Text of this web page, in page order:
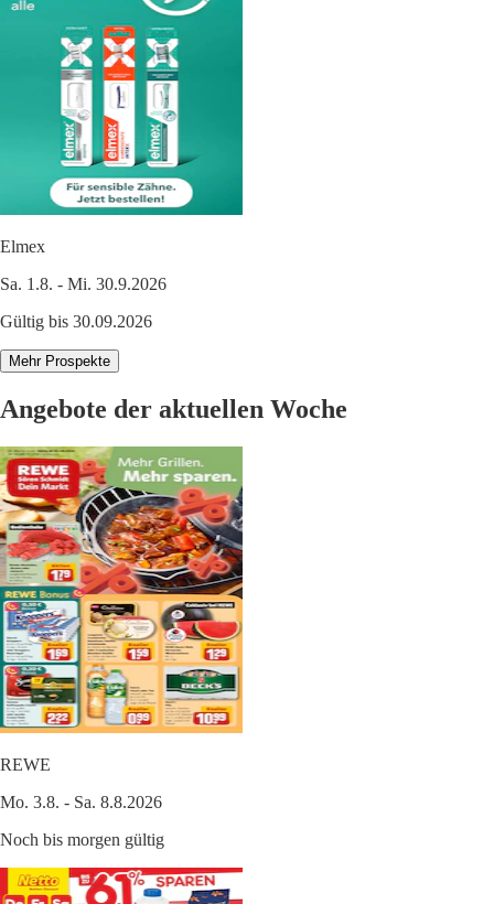
Elmex
Sa. 1.8. - Mi. 30.9.2026
Gültig bis 30.09.2026
Mehr Prospekte
Angebote der aktuellen Woche
REWE
Mo. 3.8. - Sa. 8.8.2026
Noch bis morgen gültig